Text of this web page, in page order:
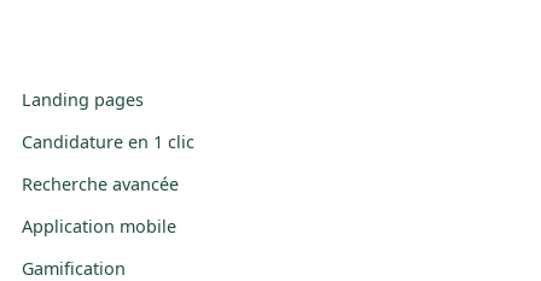
Landing pages
Candidature en 1 clic
Recherche avancée
Application mobile
Gamification